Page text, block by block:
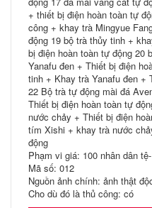
+ thiết bị điện hoàn toàn tự
công + khay trà Mingyue
động 19 bộ trà thủy tinh +
bị điện hoàn toàn tự động 20
Yanafu đen + Thiết bị điện
tinh + Khay trà Yanafu đen +
22 Bộ trà tự động mài đá
Thiết bị điện hoàn toàn tự
nước chảy + Thiết bị điện
tím Xishi + khay trà nước
động
Phạm vi giá: 100 nhân dân
Mã số: 012
Nguồn ảnh chính: ảnh thật
Cho dù đó là thủ công: có